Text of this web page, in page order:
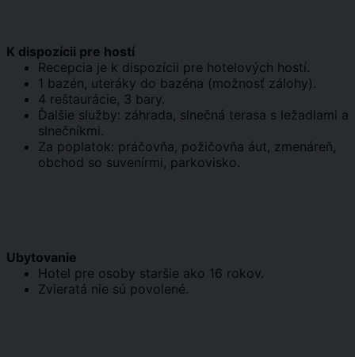
K dispozícii pre hostí
Recepcia je k dispozícii pre hotelových hostí.
1 bazén, uteráky do bazéna (možnosť zálohy).
4 reštaurácie, 3 bary.
Ďalšie služby: záhrada, slnečná terasa s ležadlami a
slnečníkmi.
Za poplatok: práčovňa, požičovňa áut, zmenáreň,
obchod so suvenírmi, parkovisko.
Ubytovanie
Hotel pre osoby staršie ako 16 rokov.
Zvieratá nie sú povolené.